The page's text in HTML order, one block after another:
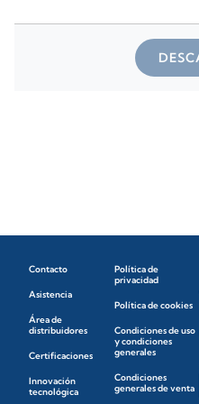
Contacto
Asistencia
Área de
distribuidores
Certificaciones
Innovación
tecnológica
Política de
privacidad
Política de cookies
Condiciones de uso
y condiciones
generales
Condiciones
generales de venta